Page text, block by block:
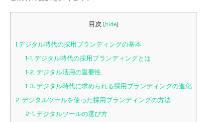
目次 [hide]
1.デジタル時代の採用ブランディングの基本
1-1. デジタル時代の採用ブランディングとは
1-2. デジタル活用の重要性
1-3. デジタル時代に求められる採用ブランディングの進化
2. デジタルツールを使った採用ブランディングの方法
2-1. デジタルツールの選び方